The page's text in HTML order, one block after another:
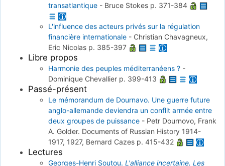
transatlantique - Bruce Stokes p. 371-384
L'influence des acteurs privés sur la régulation
financière internationale - Christian Chavagneux,
Eric Nicolas p. 385-397
Libre propos
Harmonie des peuples méditerranéens ? -
Dominique Chevallier p. 399-413
Passé-présent
Le mémorandum de Dournavo. Une guerre future
anglo-allemande deviendra un conflit armée entre
deux groupes de puissance - Petr Dournovo, Frank
A. Golder. Documents of Russian History 1914-
1917, 1927, Bernard Cazes p. 415-432
Lectures
Georges-Henri Soutou. L'alliance incertaine. Les